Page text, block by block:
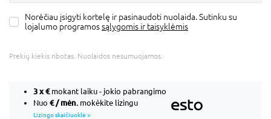
Norėčiau įsigyti kortelę ir pasinaudoti nuolaida. Sutinku su
lojalumo programossąlygomis ir taisyklėmis
Prekių kiekis ribotas. Nuolaidos nesumuojamos.
3 x€mokant laiku - jokio pabrangimo
Nuo € / mėn. mokėkite lizingu
Lizingo skaičiuoklė >